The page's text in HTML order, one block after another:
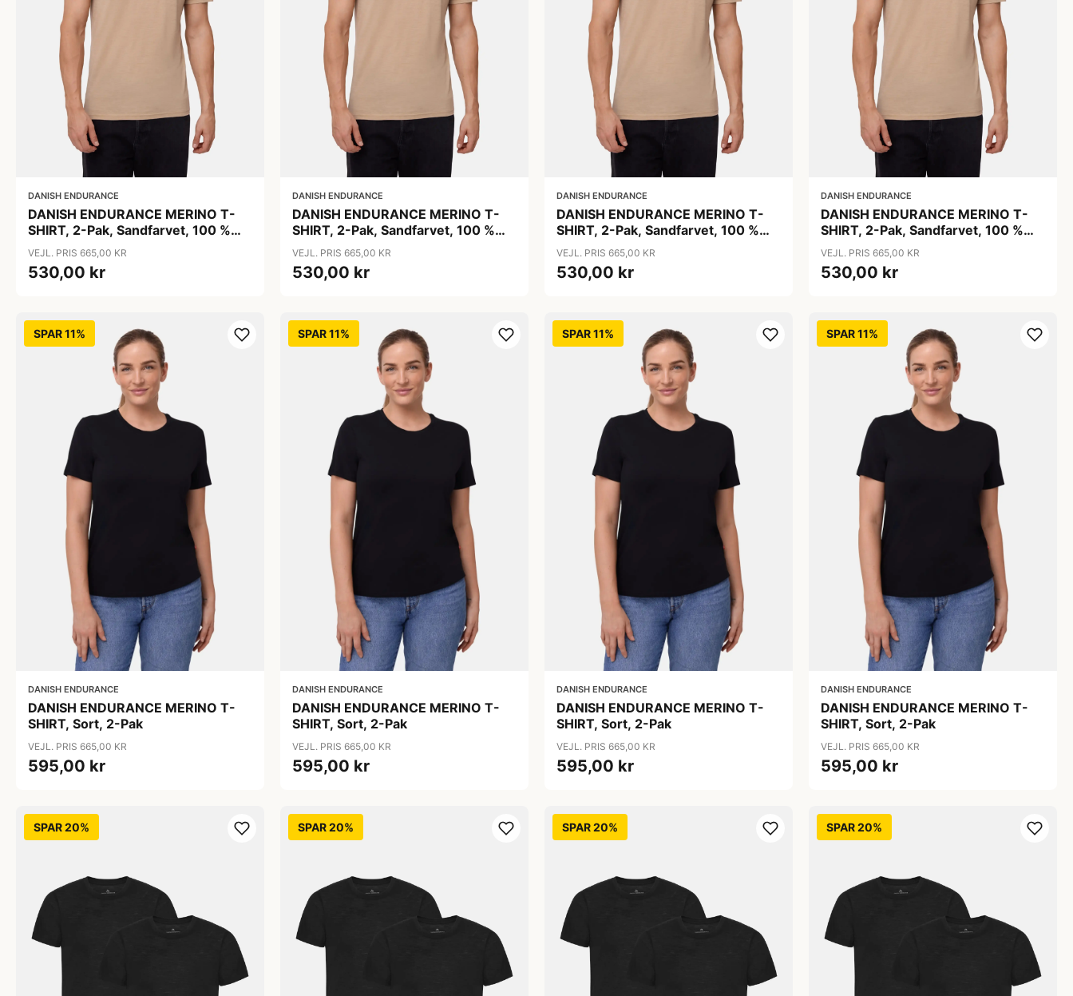
DANISH ENDURANCE
DANISH ENDURANCE MERINO T-
SHIRT, 2-Pak, Sandfarvet, 100 %
Merinould, Mænd
VEJL. PRIS 665,00 KR
530,00 kr
DANISH ENDURANCE
DANISH ENDURANCE MERINO T-
SHIRT, 2-Pak, Sandfarvet, 100 %
Merinould, Mænd
VEJL. PRIS 665,00 KR
530,00 kr
DANISH ENDURANCE
DANISH ENDURANCE MERINO T-
SHIRT, 2-Pak, Sandfarvet, 100 %
Merinould, Mænd
VEJL. PRIS 665,00 KR
530,00 kr
DANISH ENDURANCE
DANISH ENDURANCE MERINO T-
SHIRT, 2-Pak, Sandfarvet, 100 %
Merinould, Mænd
VEJL. PRIS 665,00 KR
530,00 kr
SPAR 11%
DANISH ENDURANCE
DANISH ENDURANCE MERINO T-
SHIRT, Sort, 2-Pak
VEJL. PRIS 665,00 KR
595,00 kr
SPAR 11%
DANISH ENDURANCE
DANISH ENDURANCE MERINO T-
SHIRT, Sort, 2-Pak
VEJL. PRIS 665,00 KR
595,00 kr
SPAR 11%
DANISH ENDURANCE
DANISH ENDURANCE MERINO T-
SHIRT, Sort, 2-Pak
VEJL. PRIS 665,00 KR
595,00 kr
SPAR 11%
DANISH ENDURANCE
DANISH ENDURANCE MERINO T-
SHIRT, Sort, 2-Pak
VEJL. PRIS 665,00 KR
595,00 kr
SPAR 20% SPAR 20% SPAR 20% SPAR 20%